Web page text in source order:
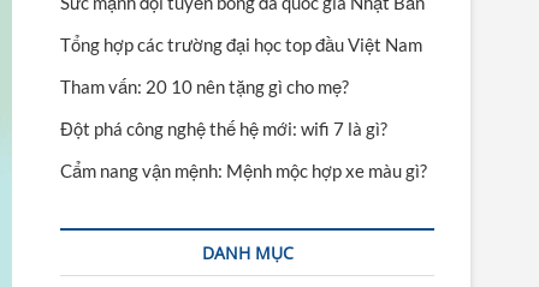
Tổng hợp các trường đại học top đầu Việt Nam
Tham vấn: 20 10 nên tặng gì cho mẹ?
Đột phá công nghệ thế hệ mới: wifi 7 là gì?
Cẩm nang vận mệnh: Mệnh mộc hợp xe màu gì?
DANH MỤC